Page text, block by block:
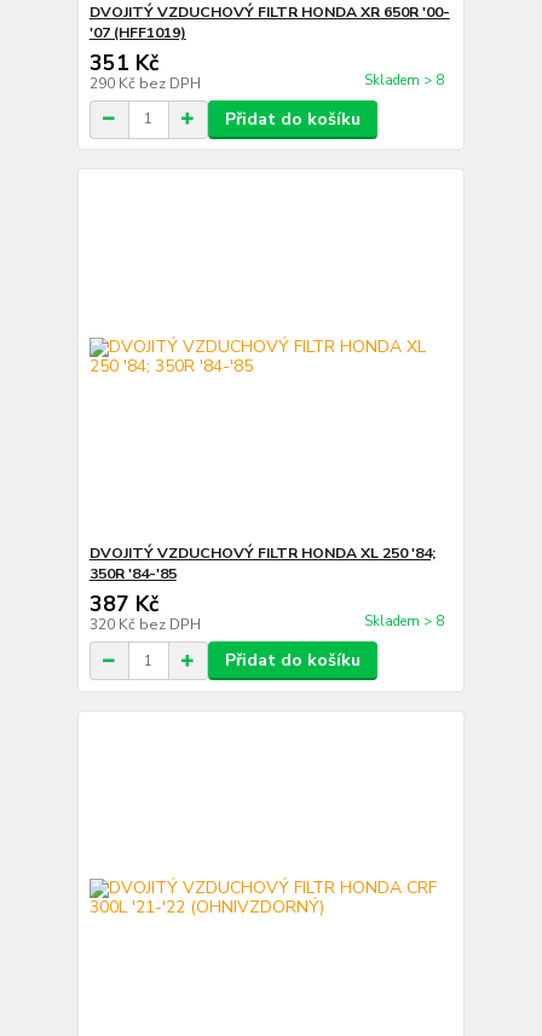
DVOJITÝ VZDUCHOVÝ FILTR HONDA XR 650R '00-
'07 (HFF1019)
351 Kč
290 Kč bez DPH Skladem > 8
Přidat do košíku
DVOJITÝ VZDUCHOVÝ FILTR HONDA XL 250 '84;
350R '84-'85
387 Kč
320 Kč bez DPH Skladem > 8
Přidat do košíku